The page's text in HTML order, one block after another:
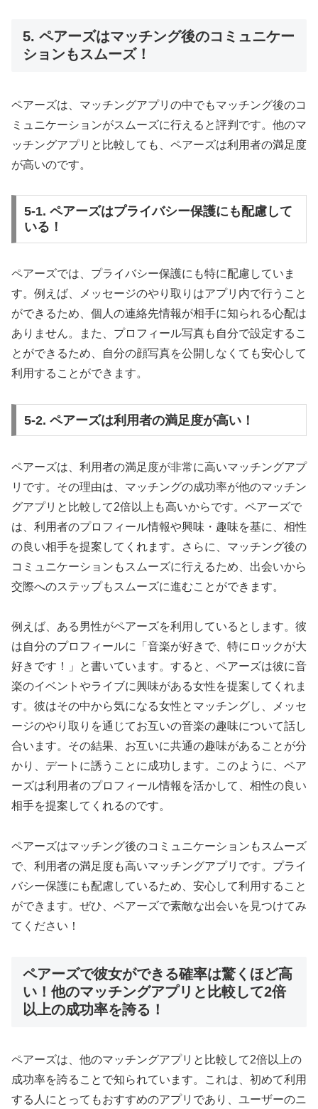
5. ペアーズはマッチング後のコミュニケー
ションもスムーズ！
ペアーズは、マッチングアプリの中でもマッチング後のコ
ミュニケーションがスムーズに行えると評判です。他のマ
ッチングアプリと比較しても、ペアーズは利用者の満足度
が高いのです。
5-1. ペアーズはプライバシー保護にも配慮して
いる！
ペアーズでは、プライバシー保護にも特に配慮していま
す。例えば、メッセージのやり取りはアプリ内で行うこと
ができるため、個人の連絡先情報が相手に知られる心配は
ありません。また、プロフィール写真も自分で設定するこ
とができるため、自分の顔写真を公開しなくても安心して
利用することができます。
5-2. ペアーズは利用者の満足度が高い！
ペアーズは、利用者の満足度が非常に高いマッチングアプ
リです。その理由は、マッチングの成功率が他のマッチン
グアプリと比較して2倍以上も高いからです。ペアーズで
は、利用者のプロフィール情報や興味・趣味を基に、相性
の良い相手を提案してくれます。さらに、マッチング後の
コミュニケーションもスムーズに行えるため、出会いから
交際へのステップもスムーズに進むことができます。
例えば、ある男性がペアーズを利用しているとします。彼
は自分のプロフィールに「音楽が好きで、特にロックが大
好きです！」と書いています。すると、ペアーズは彼に音
楽のイベントやライブに興味がある女性を提案してくれま
す。彼はその中から気になる女性とマッチングし、メッセ
ージのやり取りを通じてお互いの音楽の趣味について話し
合います。その結果、お互いに共通の趣味があることが分
かり、デートに誘うことに成功します。このように、ペア
ーズは利用者のプロフィール情報を活かして、相性の良い
相手を提案してくれるのです。
ペアーズはマッチング後のコミュニケーションもスムーズ
で、利用者の満足度も高いマッチングアプリです。プライ
バシー保護にも配慮しているため、安心して利用すること
ができます。ぜひ、ペアーズで素敵な出会いを見つけてみ
てください！
ペアーズで彼女ができる確率は驚くほど高
い！他のマッチングアプリと比較して2倍
以上の成功率を誇る！
ペアーズは、他のマッチングアプリと比較して2倍以上の
成功率を誇ることで知られています。これは、初めて利用
する人にとってもおすすめのアプリであり、ユーザーのニ